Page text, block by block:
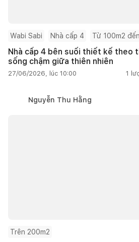
Wabi Sabi Nhà cấp 4 Từ 100m2
Nhà cấp 4 bên suối thiết kế theo
sống chậm giữa thiên nhiên
27/06/2026, lúc 10:00 1
Nguyễn Thu Hằng
Trên 200m2